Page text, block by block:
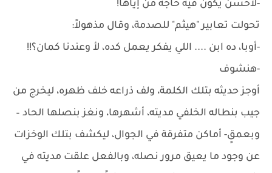
-لأحسن يكون فيه حاجة من إياها!
تحولت تعابير "هيثم" للصدمة، وقال مذهولاً:
-أوبا، ده ابن .... اللي يفكر يعمل كده، لأ وعندنا كمان؟!!
-هنشوف
أوجز حديثه بتلك الكلمة، ولف ذراعه خلف ظهره، ليخرج من
جيب بنطاله الخلفي مديته، أشهرها، ونغز بنصلها الحاد –
وبعمقٍ- أماكن متفرقة في الجوال، ليكشف بتلك الوخزات
عن وجود ما يعيق مرور نصله، وبالفعل علقت مديته في